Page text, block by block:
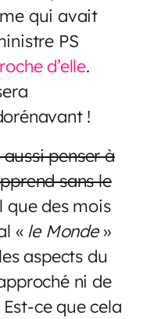
qui avait
PS
d’elle.
!
penser à
sans le
que des mois
«le Monde»
aspects du
ni de
ce que cela